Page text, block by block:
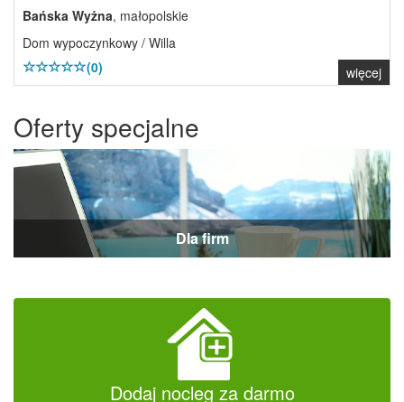
Bańska Wyżna, małopolskie
Dom wypoczynkowy / Willa
(0)
więcej
Oferty specjalne
Dla firm
Dodaj nocleg za darmo